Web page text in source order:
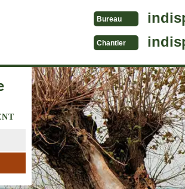
Bureau
Chantier